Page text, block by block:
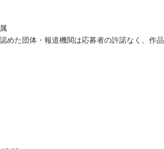
めた団体・報道機関は応募者の許諾なく、作品